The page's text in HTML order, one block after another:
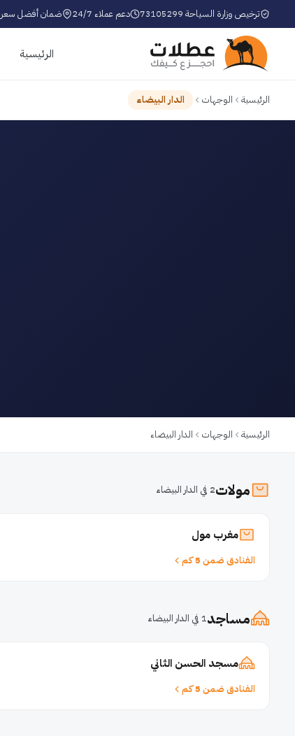
ترخيص وزارة السياحة 73105299 دعم عملاء 24/7 ضمان أفضل سعر
الرئيسية
الرئيسية الوجهات الدار البيضاء
الرئيسية الوجهات الدار البيضاء
مولات2 في الدار البيضاء
مغرب مول
الفنادق ضمن 5 كم
مساجد1 في الدار البيضاء
مسجد الحسن الثاني
الفنادق ضمن 5 كم